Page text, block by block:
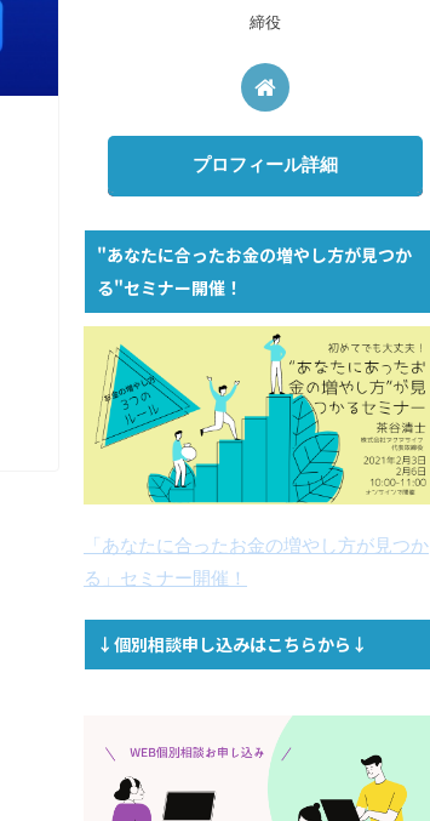
締役
プロフィール詳細
"あなたに合ったお金の増やし方が見つか
る"セミナー開催！
「あなたに合ったお金の増やし方が見つか
る」セミナー開催！
↓個別相談申し込みはこちらから↓